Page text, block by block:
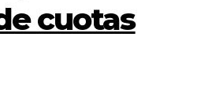
cuotas